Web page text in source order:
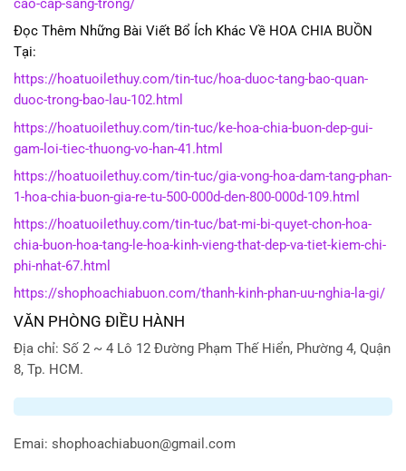
cao-cap-sang-trong/
Đọc Thêm Những Bài Viết Bổ Ích Khác Về HOA CHIA BUỒN
Tại:
https://hoatuoilethuy.com/tin-tuc/hoa-duoc-tang-bao-quan-
duoc-trong-bao-lau-102.html
https://hoatuoilethuy.com/tin-tuc/ke-hoa-chia-buon-dep-gui-
gam-loi-tiec-thuong-vo-han-41.html
https://hoatuoilethuy.com/tin-tuc/gia-vong-hoa-dam-tang-phan-
1-hoa-chia-buon-gia-re-tu-500-000d-den-800-000d-109.html
https://hoatuoilethuy.com/tin-tuc/bat-mi-bi-quyet-chon-hoa-
chia-buon-hoa-tang-le-hoa-kinh-vieng-that-dep-va-tiet-kiem-chi-
phi-nhat-67.html
https://shophoachiabuon.com/thanh-kinh-phan-uu-nghia-la-gi/
VĂN PHÒNG ĐIỀU HÀNH
Địa chỉ: Số 2 ~ 4 Lô 12 Đường Phạm Thế Hiển, Phường 4, Quận
8, Tp. HCM.
Emai: shophoachiabuon@gmail.com